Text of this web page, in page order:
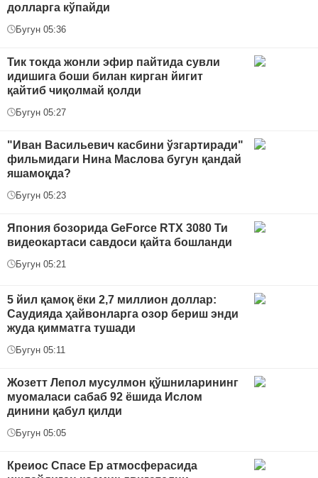
долларга кўпайди
Бугун 05:36
Тик токда жонли эфир пайтида сувли
идишига боши билан кирган йигит
қайтиб чиқолмай қолди
Бугун 05:27
"Иван Васильевич касбини ўзгартиради"
фильмидаги Нина Маслова бугун қандай
яшамоқда?
Бугун 05:23
Япония бозорида GeForce RTX 3080 Ти
видеокартаси савдоси қайта бошланди
Бугун 05:21
5 йил қамоқ ёки 2,7 миллион доллар:
Саудияда ҳайвонларга озор бериш энди
жуда қимматга тушади
Бугун 05:11
Жозетт Лепол мусулмон қўшниларининг
муомаласи сабаб 92 ёшида Ислом
динини қабул қилди
Бугун 05:05
Креиос Спасе Ер атмосферасида